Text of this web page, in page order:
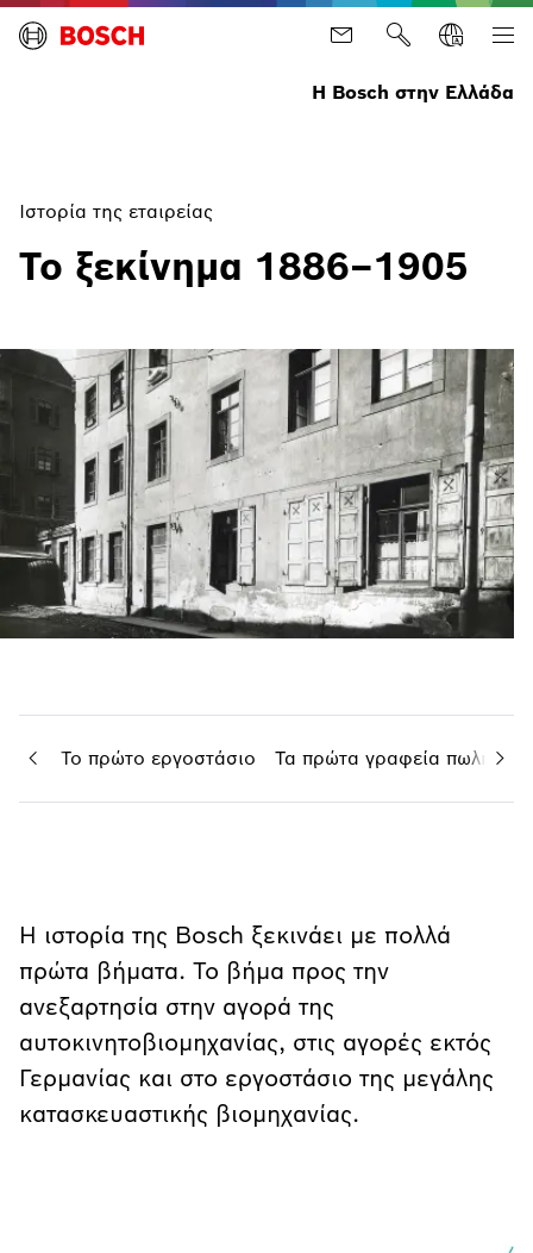
Η Bosch στην Ελλάδα
Ιστορία της εταιρείας
Το ξεκίνημα 1886–1905
Το πρώτο εργοστάσιο Τα πρώτα γραφεία
Η ιστορία της Bosch ξεκινάει με πολλά
πρώτα βήματα. Το βήμα προς την
ανεξαρτησία στην αγορά της
αυτοκινητοβιομηχανίας, στις αγορές εκτός
Γερμανίας και στο εργοστάσιο της μεγάλης
κατασκευαστικής βιομηχανίας.